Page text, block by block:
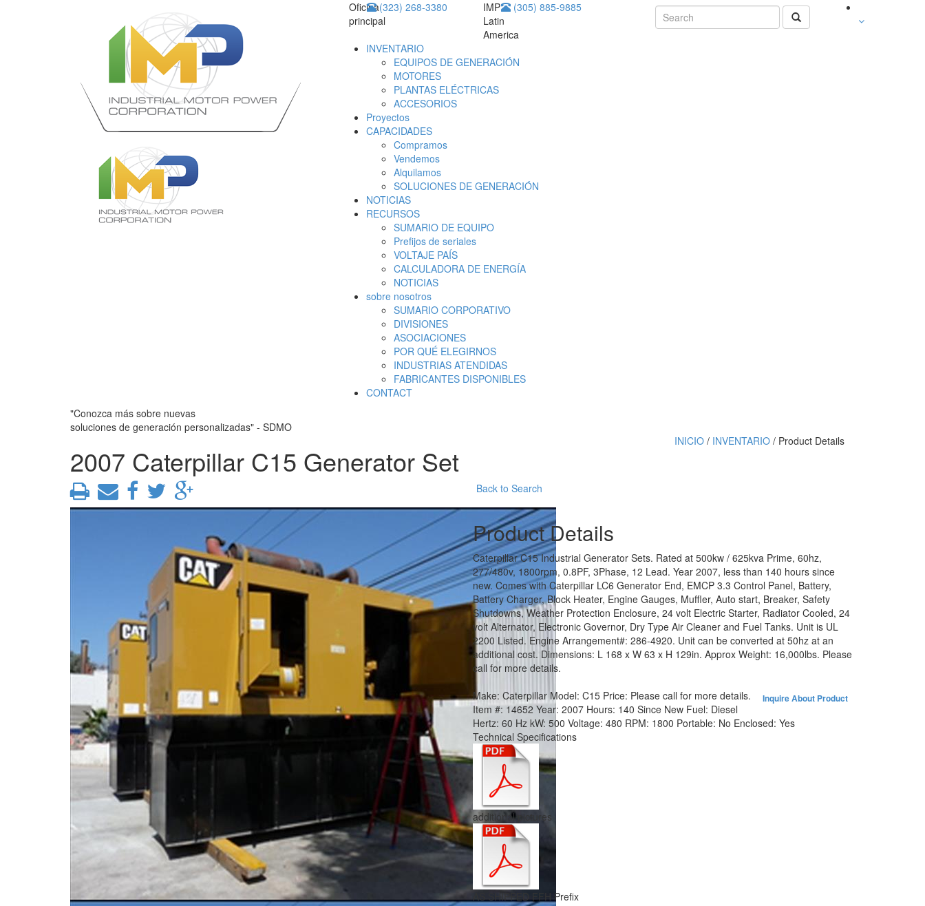
Oficina
principal
(323) 268-3380
IMP
Latin
America
(305) 885-9885
INVENTARIO
EQUIPOS DE GENERACIÓN
MOTORES
PLANTAS ELÉCTRICAS
ACCESORIOS
Proyectos
CAPACIDADES
Compramos
Vendemos
Alquilamos
SOLUCIONES DE GENERACIÓN
NOTICIAS
RECURSOS
SUMARIO DE EQUIPO
Prefijos de seriales
VOLTAJE PAÍS
CALCULADORA DE ENERGÍA
NOTICIAS
sobre nosotros
SUMARIO CORPORATIVO
DIVISIONES
ASOCIACIONES
POR QUÉ ELEGIRNOS
INDUSTRIAS ATENDIDAS
FABRICANTES DISPONIBLES
CONTACT
"Conozca más sobre nuevas
soluciones de generación personalizadas" - SDMO
2007 Caterpillar C15 Generator Set
INICIO/ INVENTARIO/ Product Details
Back to Search
Product Details
Caterpillar C15 Industrial Generator Sets. Rated at 500kw / 625kva Prime, 60hz,
277/480v, 1800rpm, 0.8PF, 3Phase, 12 Lead. Year 2007, less than 140 hours since
new. Comes with Caterpillar LC6 Generator End, EMCP 3.3 Control Panel, Battery,
Battery Charger, Block Heater, Engine Gauges, Muffler, Auto start, Breaker, Safety
Shutdowns, Weather Protection Enclosure, 24 volt Electric Starter, Radiator Cooled, 24
volt Alternator, Electronic Governor, Dry Type Air Cleaner and Fuel Tanks. Unit is UL
2200 Listed. Engine Arrangement#: 286-4920. Unit can be converted at 50hz at an
additional cost. Dimensions: L 168 x W 63 x H 129in. Approx Weight: 16,000lbs. Please
call for more details.
Inquire About Product
Make: Caterpillar Model: C15 Price: Please call for more details.
Item #: 14652 Year: 2007 Hours: 140 Since New Fuel: Diesel
Hertz: 60 Hz kW: 500 Voltage: 480 RPM: 1800 Portable: No Enclosed: Yes
Technical Specifications
additional pictures
AS SHIPPED FFH Prefix